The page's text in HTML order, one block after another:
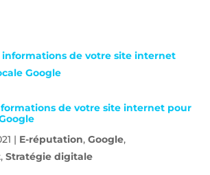
de votre site internet pour
| E-réputation, Google,
, Stratégie digitale